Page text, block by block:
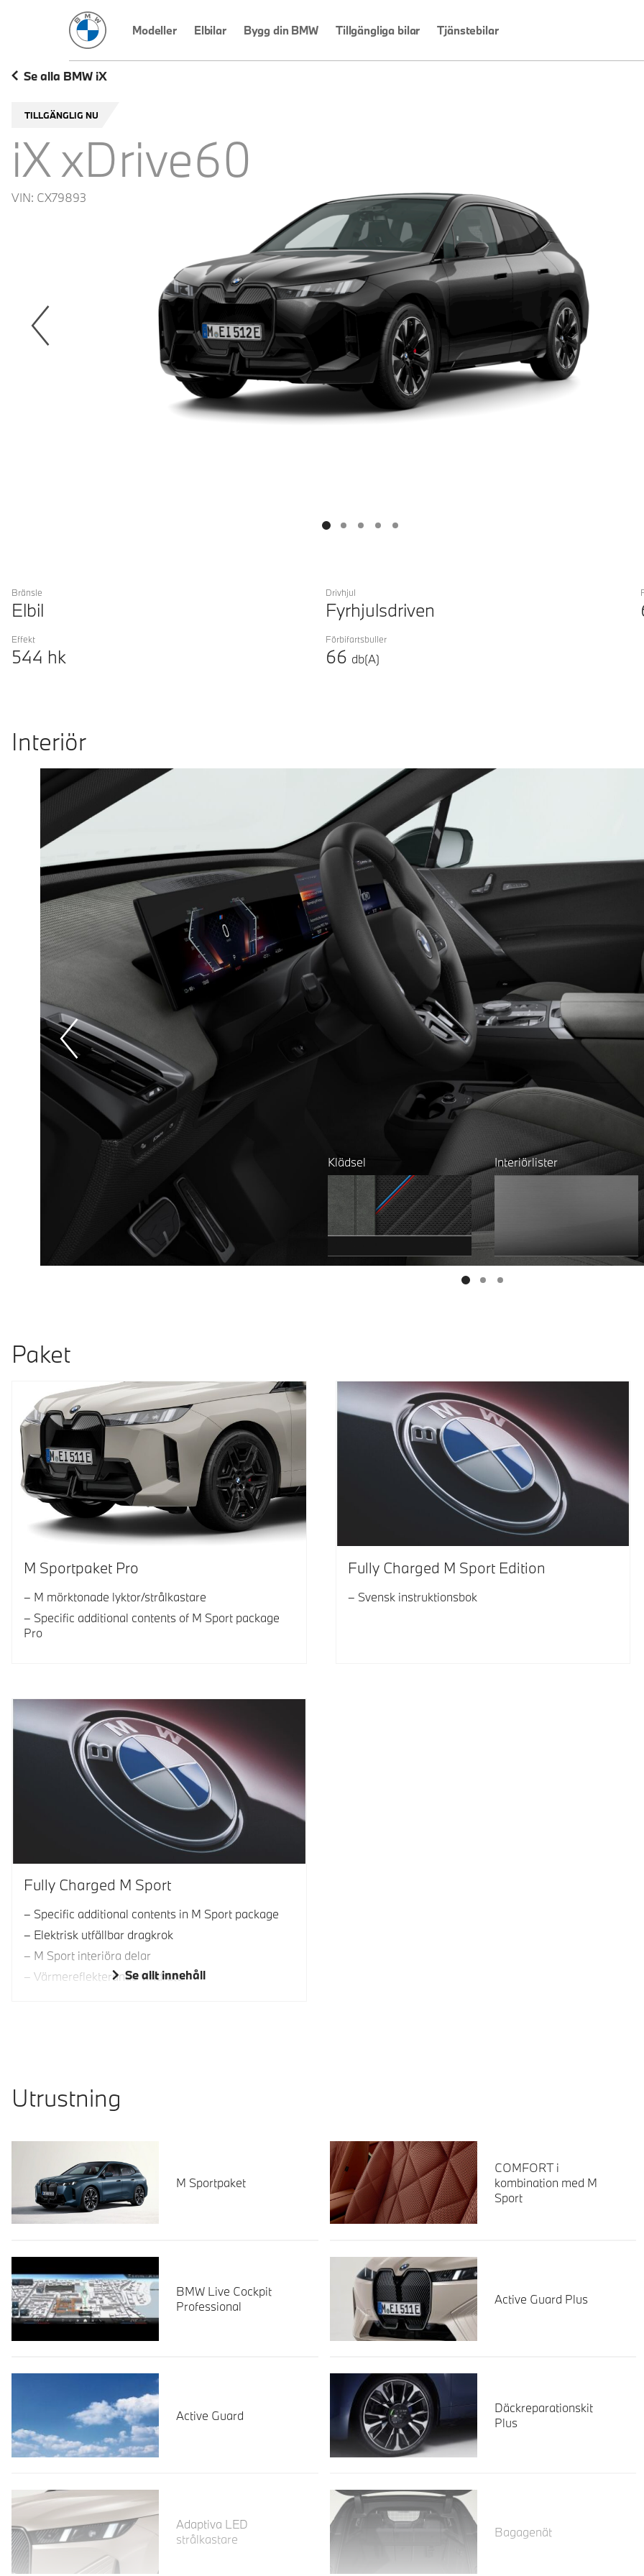
BMW Sverige
Modeller Elbilar Bygg din BMW Tillgängliga bilar Tjänstebilar
Se alla BMW iX
TILLGÄNGLIG NU
iX xDrive60
VIN: CX79893
Bränsle
Elbil
Drivhjul
Fyrhjulsdriven
Effekt
544 hk
Förbifartsbuller
66 db(A)
Interiör
Prevoius
Klädsel Interiörlister
Paket
M Sportpaket Pro
M mörktonade lyktor/strålkastare
Specific additional contents of M Sport package
Pro
Fully Charged M Sport Edition
Svensk instruktionsbok
Fully Charged M Sport
Specific additional contents in M Sport package
Elektrisk utfällbar dragkrok
M Sport interiöra delar
Värmereflekterande vindruta
Se allt innehåll
Utrustning
M Sportpaket
COMFORT i
kombination med M
Sport
BMW Live Cockpit
Professional
Active Guard Plus
Active Guard
Däckreparationskit
Plus
Adaptiva LED
strålkastare
Bagagenät
Läs mer